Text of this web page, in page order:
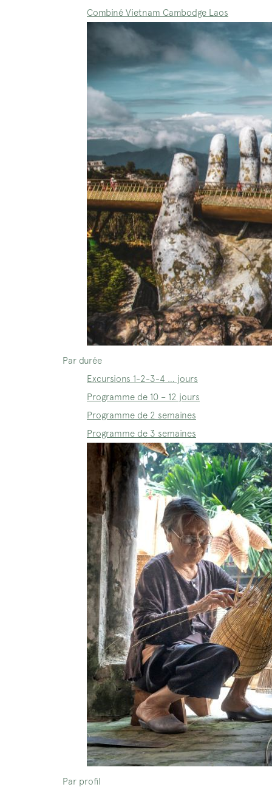
Combiné Vietnam Cambodge Laos
Par durée
Excursions 1-2-3-4 … jours
Programme de 10 – 12 jours
Programme de 2 semaines
Programme de 3 semaines
Par profil